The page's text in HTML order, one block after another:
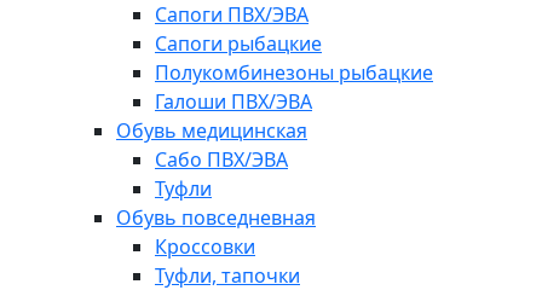
Сапоги ПВХ/ЭВА
Сапоги рыбацкие
Полукомбинезоны рыбацкие
Галоши ПВХ/ЭВА
Обувь медицинская
Сабо ПВХ/ЭВА
Туфли
Обувь повседневная
Кроссовки
Туфли, тапочки